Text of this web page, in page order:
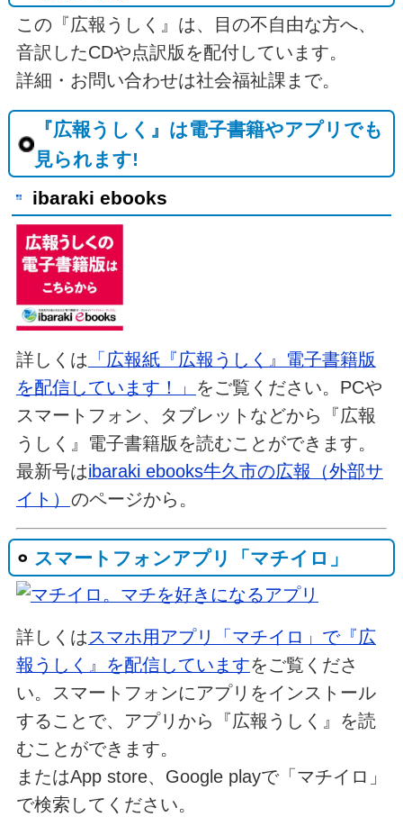
この『広報うしく』は、目の不自由な方へ、
音訳したCDや点訳版を配付しています。
詳細・お問い合わせは社会福祉課まで。
『広報うしく』は電子書籍やアプリでも
見られます!
ibaraki ebooks
詳しくは 「広報紙『広報うしく』電子書籍版
を配信しています！」 をご覧ください。PCや
スマートフォン、タブレットなどから『広報
うしく』電子書籍版を読むことができます。
最新号はibaraki ebooks牛久市の広報（外部サ
イト） のページから。
スマートフォンアプリ「マチイロ」
詳しくは スマホ用アプリ「マチイロ」で『広
報うしく』を配信していますをご覧くださ
い。スマートフォンにアプリをインストール
することで、アプリから『広報うしく』を読
むことができます。
またはApp store、Google playで「マチイロ」
で検索してください。